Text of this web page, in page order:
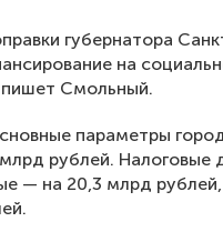
губернатора
на
пишет Смольный.
параметры
рублей. Налоговые
— на 20,3 млрд